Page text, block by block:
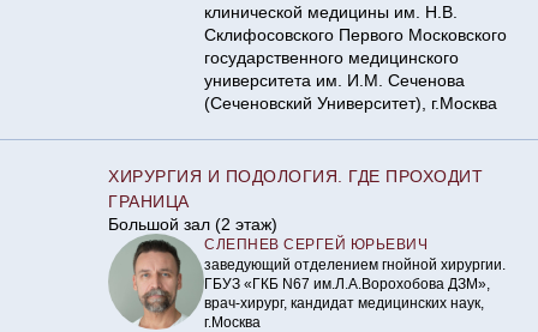
клинической медицины им. Н.В.
Склифосовского Первого Московского
государственного медицинского
университета им. И.М. Сеченова
(Сеченовский Университет), г.Москва
ХИРУРГИЯ И ПОДОЛОГИЯ. ГДЕ ПРОХОДИТ
ГРАНИЦА
Большой зал (2 этаж)
СЛЕПНЕВ СЕРГЕЙ ЮРЬЕВИЧ
заведующий отделением гнойной хирургии.
ГБУЗ «ГКБ N67 им.Л.А.Ворохобова ДЗМ»,
врач-хирург, кандидат медицинских наук,
г.Москва